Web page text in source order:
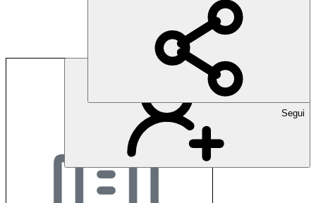
Segui
Stadtspital Zürich